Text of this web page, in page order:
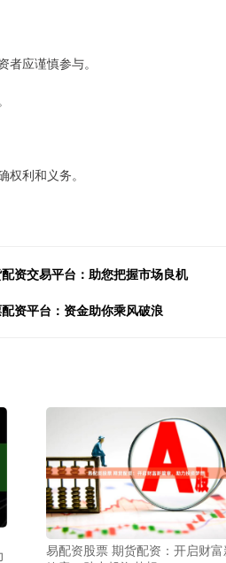
应谨慎参与。
利和义务。
资交易平台：助您把握市场良机
资平台：资金助你乘风破浪
易配资股票 期货配资：开启财富